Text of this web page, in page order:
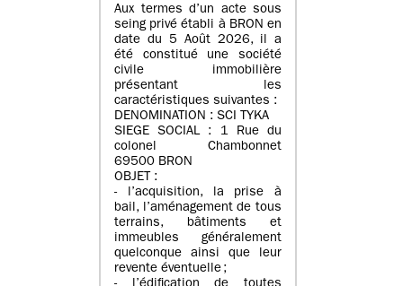
Aux termes d’un acte sous
seing privé établi à BRON en
date du 5 Août 2026, il a
été constitué une société
civile immobilière
présentant les
caractéristiques suivantes :
DENOMINATION : SCI TYKA
SIEGE SOCIAL : 1 Rue du
colonel Chambonnet
69500 BRON
OBJET :
- l’acquisition, la prise à
bail, l’aménagement de tous
terrains, bâtiments et
immeubles généralement
quelconque ainsi que leur
revente éventuelle ;